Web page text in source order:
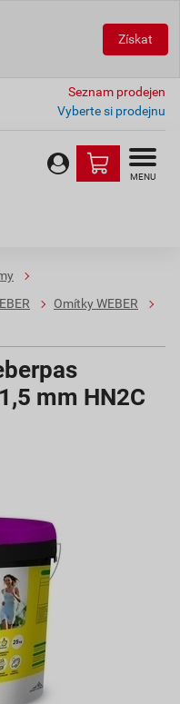
Získat
Seznam prodejen
Vyberte si prodejnu
MENU
Omítky WEBER
mm HN2C